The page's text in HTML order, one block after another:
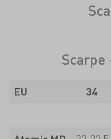
Scarpe
EU 34